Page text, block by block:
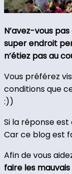
N’avez-vous
super endroit
n’étiez pas au
Vous préférez
conditions que
:))
Si la réponse
Car ce blog est
Afin de vous
faire les